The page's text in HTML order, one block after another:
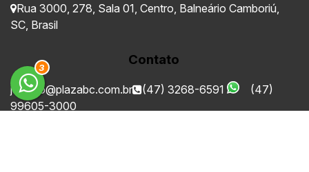
3
Rua 3000 278 Sala 01 Centro Balneário Camboriú
SC Brasil
Contato
juridico@plazabc.com.br (47) 3268-6591
(47)
99605-3000